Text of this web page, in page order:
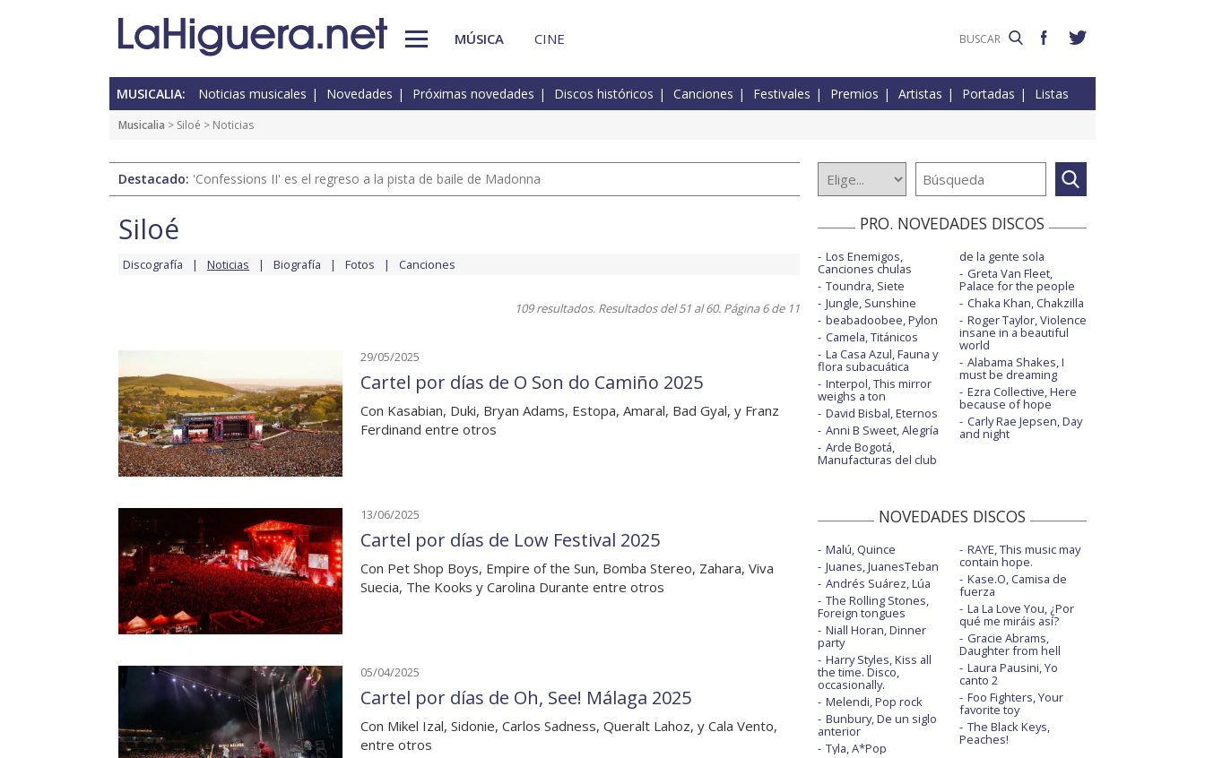
MÚSICA CINE
MUSICALIA: Noticias musicales Novedades Próximas novedades Discos históricos Canciones Festivales Premios Artistas Portadas Listas
Musicalia > Siloé > Noticias
Destacado: 'Confessions II' es el regreso a la pista de baile de Madonna
Siloé
Discografía Noticias Biografía Fotos Canciones
109 resultados. Resultados del 51 al 60. Página 6 de 11
29/05/2025
Cartel por días de O Son do Camiño 2025
Con Kasabian, Duki, Bryan Adams, Estopa, Amaral, Bad Gyal, y Franz
Ferdinand entre otros
13/06/2025
Cartel por días de Low Festival 2025
Con Pet Shop Boys, Empire of the Sun, Bomba Stereo, Zahara, Viva
Suecia, The Kooks y Carolina Durante entre otros
05/04/2025
Cartel por días de Oh, See! Málaga 2025
Con Mikel Izal, Sidonie, Carlos Sadness, Queralt Lahoz, y Cala Vento,
entre otros
PRO. NOVEDADES DISCOS
Los Enemigos,
Canciones chulas
Toundra, Siete
Jungle, Sunshine
beabadoobee, Pylon
Camela, Titánicos
La Casa Azul, Fauna y
flora subacuática
Interpol, This mirror
weighs a ton
David Bisbal, Eternos
Anni B Sweet, Alegría
Arde Bogotá,
Manufacturas del club
de la gente sola
Greta Van Fleet,
Palace for the people
Chaka Khan, Chakzilla
Roger Taylor, Violence
insane in a beautiful
world
Alabama Shakes, I
must be dreaming
Ezra Collective, Here
because of hope
Carly Rae Jepsen, Day
and night
NOVEDADES DISCOS
Malú, Quince
Juanes, JuanesTeban
Andrés Suárez, Lúa
The Rolling Stones,
Foreign tongues
Niall Horan, Dinner
party
Harry Styles, Kiss all
the time. Disco,
occasionally.
Melendi, Pop rock
Bunbury, De un siglo
anterior
Tyla, A*Pop
RAYE, This music may
contain hope.
Kase.O, Camisa de
fuerza
La La Love You, ¿Por
qué me miráis así?
Gracie Abrams,
Daughter from hell
Laura Pausini, Yo
canto 2
Foo Fighters, Your
favorite toy
The Black Keys,
Peaches!